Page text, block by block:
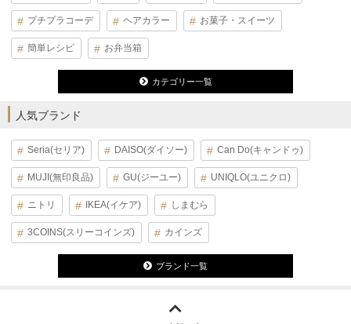
プチプラコーデ ヘアカラー お菓子・スイーツ
簡単レシピ お弁当箱
カテゴリー一覧
人気ブランド
Seria(セリア) DAISO(ダイソー) Can Do(キャンドゥ)
MUJI(無印良品) GU(ジーユー) UNIQLO(ユニクロ)
ニトリ IKEA(イケア) しまむら
3COINS(スリーコインズ) カインズ
ブランド一覧